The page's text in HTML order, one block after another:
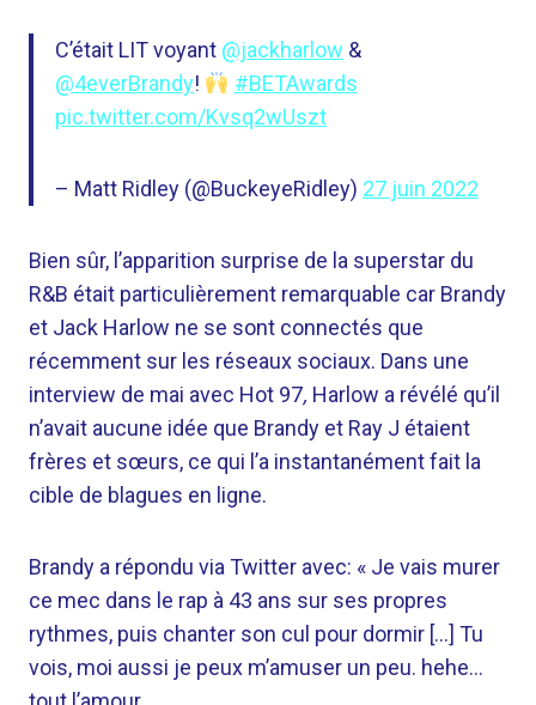
C’était LIT voyant @jackharlow &
@4everBrandy!
#BETAwards
pic.twitter.com/Kvsq2wUszt
– Matt Ridley (@BuckeyeRidley) 27 juin 2022
Bien sûr, l’apparition surprise de la superstar du
R&B était particulièrement remarquable car Brandy
et Jack Harlow ne se sont connectés que
récemment sur les réseaux sociaux. Dans une
interview de mai avec Hot 97, Harlow a révélé qu’il
n’avait aucune idée que Brandy et Ray J étaient
frères et sœurs, ce qui l’a instantanément fait la
cible de blagues en ligne.
Brandy a répondu via Twitter avec: « Je vais murer
ce mec dans le rap à 43 ans sur ses propres
rythmes, puis chanter son cul pour dormir […] Tu
vois, moi aussi je peux m’amuser un peu. hehe…